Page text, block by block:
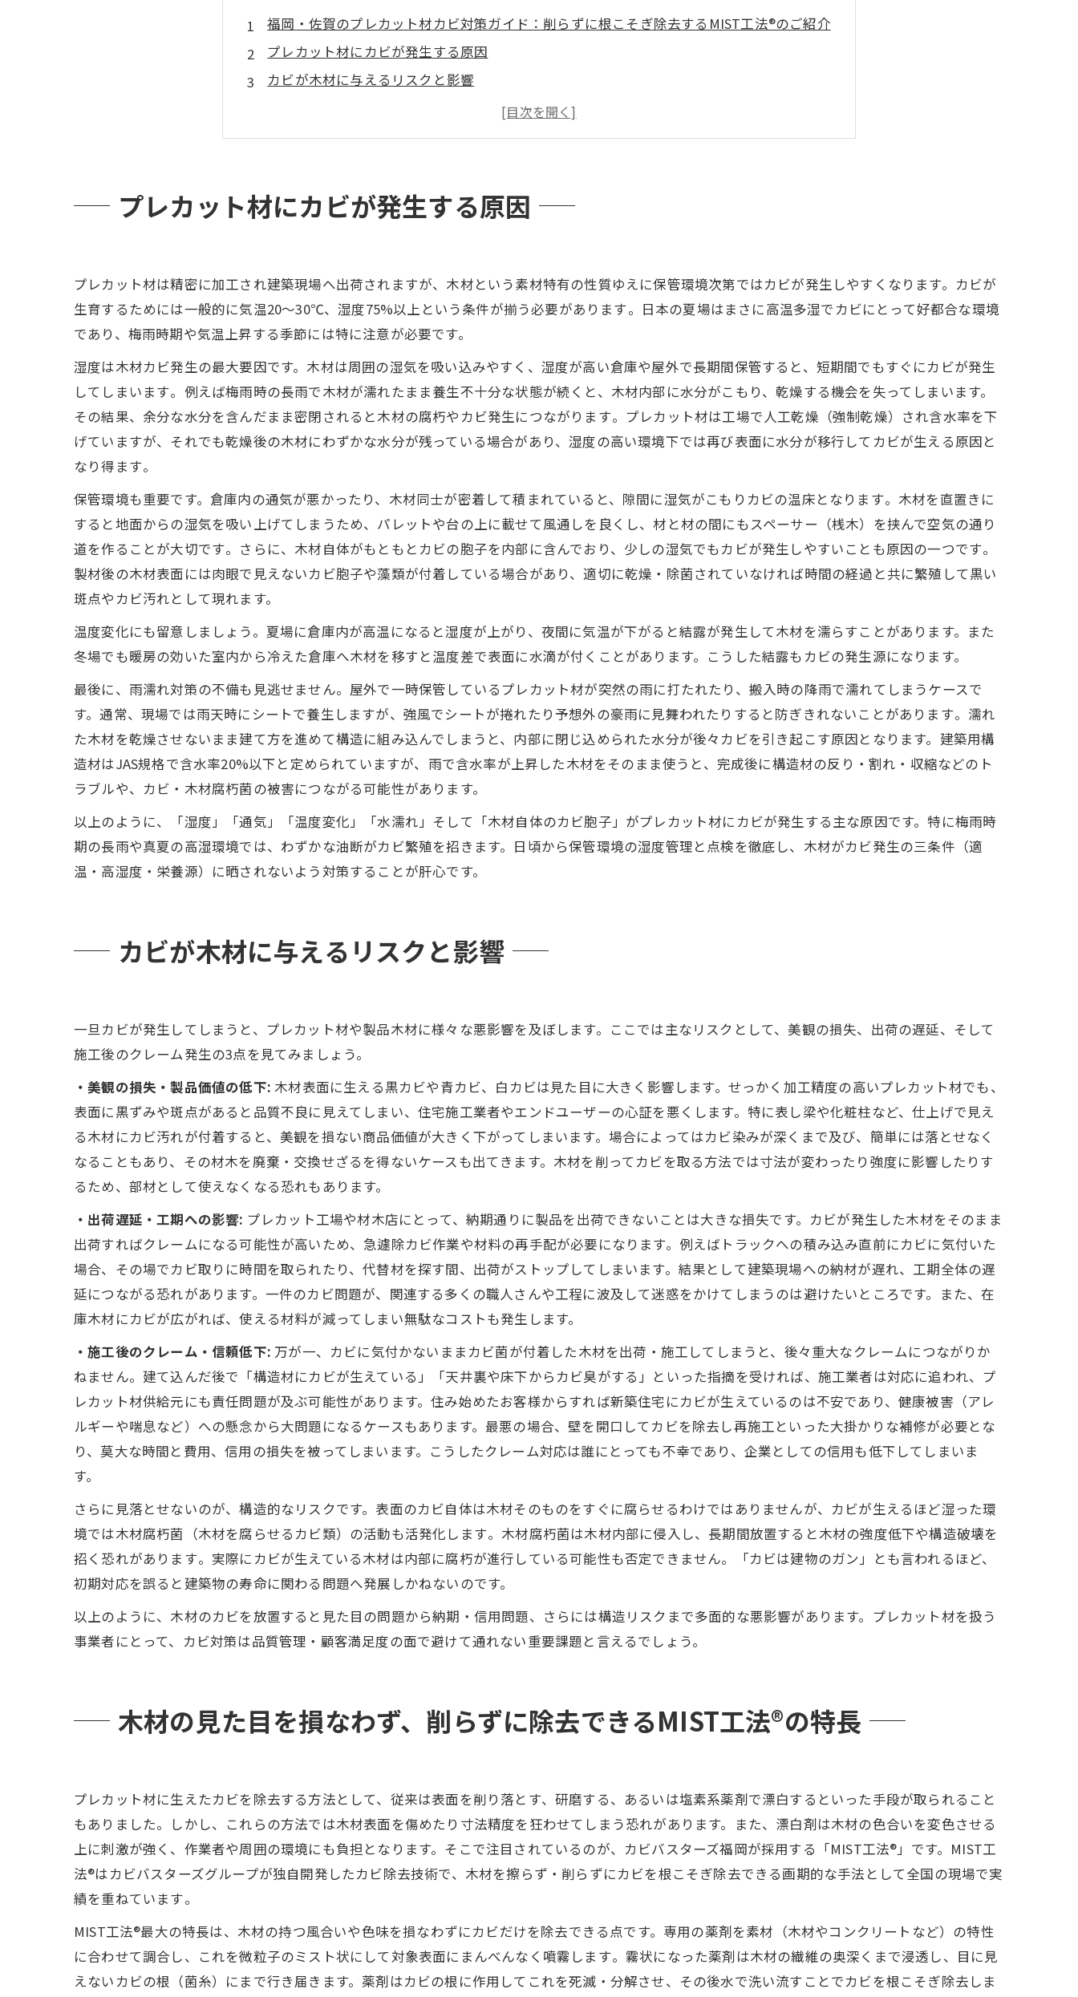
福岡・佐賀のプレカット材カビ対策ガイド：削らずに根こそぎ除去するMIST工法®のご紹介
プレカット材にカビが発生する原因
カビが木材に与えるリスクと影響
木材の見た目を損なわず、削らずに除去できるMIST工法®の特長
クレーム防止・安定出荷に貢献する事前カビチェックと定期メンテナンスの重要性
信頼できるパートナーとしてカビバスターズ福岡を選ぶメリット
プレカット材にカビが発生する原因
プレカット材は精密に加工され建築現場へ出荷されますが、木材という素材特有の性質ゆえに保管環境次第ではカビが発生しやすくなります。カビが
生育するためには一般的に気温20〜30℃、湿度75%以上という条件が揃う必要があります​。日本の夏場はまさに高温多湿でカビにとって好都合な環境
であり、梅雨時期や気温上昇する季節には特に注意が必要です。
湿度は木材カビ発生の最大要因です。木材は周囲の湿気を吸い込みやすく、湿度が高い倉庫や屋外で長期間保管すると、短期間でもすぐにカビが発生
してしまいます​。例えば梅雨時の長雨で木材が濡れたまま養生不十分な状態が続くと、木材内部に水分がこもり、乾燥する機会を失ってしまいます。
その結果、余分な水分を含んだまま密閉されると木材の腐朽やカビ発生につながります​。プレカット材は工場で人工乾燥（強制乾燥）され含水率を下
げていますが、それでも乾燥後の木材にわずかな水分が残っている場合があり、湿度の高い環境下では再び表面に水分が移行してカビが生える原因と
なり得ます​。
保管環境も重要です。倉庫内の通気が悪かったり、木材同士が密着して積まれていると、隙間に湿気がこもりカビの温床となります​。木材を直置きに
すると地面からの湿気を吸い上げてしまうため、パレットや台の上に載せて風通しを良くし、材と材の間にもスペーサー（桟木）を挟んで空気の通り
道を作ることが大切です​。さらに、木材自体がもともとカビの胞子を内部に含んでおり、少しの湿気でもカビが発生しやすいことも原因の一つです​。
製材後の木材表面には肉眼で見えないカビ胞子や藻類が付着している場合があり、適切に乾燥・除菌されていなければ時間の経過と共に繁殖して黒い
斑点やカビ汚れとして現れます。
温度変化にも留意しましょう。夏場に倉庫内が高温になると湿度が上がり、夜間に気温が下がると結露が発生して木材を濡らすことがあります。また
冬場でも暖房の効いた室内から冷えた倉庫へ木材を移すと温度差で表面に水滴が付くことがあります。こうした結露もカビの発生源になります。
最後に、雨濡れ対策の不備も見逃せません。屋外で一時保管しているプレカット材が突然の雨に打たれたり、搬入時の降雨で濡れてしまうケースで
す。通常、現場では雨天時にシートで養生しますが、強風でシートが捲れたり予想外の豪雨に見舞われたりすると防ぎきれないことがあります​。濡れ
た木材を乾燥させないまま建て方を進めて構造に組み込んでしまうと、内部に閉じ込められた水分が後々カビを引き起こす原因となります。建築用構
造材はJAS規格で含水率20%以下と定められていますが​、雨で含水率が上昇した木材をそのまま使うと、完成後に構造材の反り・割れ・収縮などのト
ラブルや、カビ・木材腐朽菌の被害につながる可能性があります。
以上のように、「湿度」「通気」「温度変化」「水濡れ」そして「木材自体のカビ胞子」がプレカット材にカビが発生する主な原因です。特に梅雨時
期の長雨や真夏の高湿環境では、わずかな油断がカビ繁殖を招きます。日頃から保管環境の湿度管理と点検を徹底し、木材がカビ発生の三条件（適
温・高湿度・栄養源）に晒されないよう対策することが肝心です。
カビが木材に与えるリスクと影響
一旦カビが発生してしまうと、プレカット材や製品木材に様々な悪影響を及ぼします。ここでは主なリスクとして、美観の損失、出荷の遅延、そして
施工後のクレーム発生の3点を見てみましょう。
・美観の損失・製品価値の低下: 木材表面に生える黒カビや青カビ、白カビは見た目に大きく影響します。せっかく加工精度の高いプレカット材でも、
表面に黒ずみや斑点があると品質不良に見えてしまい、住宅施工業者やエンドユーザーの心証を悪くします。特に表し梁や化粧柱など、仕上げで見え
る木材にカビ汚れが付着すると、美観を損ない商品価値が大きく下がってしまいます。場合によってはカビ染みが深くまで及び、簡単には落とせなく
なることもあり、その材木を廃棄・交換せざるを得ないケースも出てきます。木材を削ってカビを取る方法では寸法が変わったり強度に影響したりす
るため、部材として使えなくなる恐れもあります。
・出荷遅延・工期への影響: プレカット工場や材木店にとって、納期通りに製品を出荷できないことは大きな損失です。カビが発生した木材をそのまま
出荷すればクレームになる可能性が高いため、急遽除カビ作業や材料の再手配が必要になります。例えばトラックへの積み込み直前にカビに気付いた
場合、その場でカビ取りに時間を取られたり、代替材を探す間、出荷がストップしてしまいます。結果として建築現場への納材が遅れ、工期全体の遅
延につながる恐れがあります。一件のカビ問題が、関連する多くの職人さんや工程に波及して迷惑をかけてしまうのは避けたいところです。また、在
庫木材にカビが広がれば、使える材料が減ってしまい無駄なコストも発生します。
・施工後のクレーム・信頼低下: 万が一、カビに気付かないままカビ菌が付着した木材を出荷・施工してしまうと、後々重大なクレームにつながりか
ねません。建て込んだ後で「構造材にカビが生えている」「天井裏や床下からカビ臭がする」といった指摘を受ければ、施工業者は対応に追われ、プ
レカット材供給元にも責任問題が及ぶ可能性があります。住み始めたお客様からすれば新築住宅にカビが生えているのは不安であり、健康被害（アレ
ルギーや喘息など）への懸念から大問題になるケースもあります。最悪の場合、壁を開口してカビを除去し再施工といった大掛かりな補修が必要とな
り、莫大な時間と費用、信用の損失を被ってしまいます。こうしたクレーム対応は誰にとっても不幸であり、企業としての信用も低下してしまいま
す。
さらに見落とせないのが、構造的なリスクです。表面のカビ自体は木材そのものをすぐに腐らせるわけではありませんが、カビが生えるほど湿った環
境では木材腐朽菌（木材を腐らせるカビ類）の活動も活発化します​。木材腐朽菌は木材内部に侵入し、長期間放置すると木材の強度低下や構造破壊を
招く恐れがあります​。実際にカビが生えている木材は内部に腐朽が進行している可能性も否定できません。「カビは建物のガン」とも言われるほど、
初期対応を誤ると建築物の寿命に関わる問題へ発展しかねないのです。
以上のように、木材のカビを放置すると見た目の問題から納期・信用問題、さらには構造リスクまで多面的な悪影響があります。プレカット材を扱う
事業者にとって、カビ対策は品質管理・顧客満足度の面で避けて通れない重要課題と言えるでしょう。
木材の見た目を損なわず、削らずに除去できるMIST工法®の特長
プレカット材に生えたカビを除去する方法として、従来は表面を削り落とす、研磨する、あるいは塩素系薬剤で漂白するといった手段が取られること
もありました。しかし、これらの方法では木材表面を傷めたり寸法精度を狂わせてしまう恐れがあります。また、漂白剤は木材の色合いを変色させる
上に刺激が強く、作業者や周囲の環境にも負担となります。そこで注目されているのが、カビバスターズ福岡が採用する「MIST工法®」です。MIST工
法®はカビバスターズグループが独自開発したカビ除去技術で、木材を擦らず・削らずにカビを根こそぎ除去できる画期的な手法として全国の現場で実
績を重ねています​。
MIST工法®最大の特長は、木材の持つ風合いや色味を損なわずにカビだけを除去できる点です。専用の薬剤を素材（木材やコンクリートなど）の特性
に合わせて調合し、これを微粒子のミスト状にして対象表面にまんべんなく噴霧します​。霧状になった薬剤は木材の繊維の奥深くまで浸透し、目に見
えないカビの根（菌糸）にまで行き届きます。薬剤はカビの根に作用してこれを死滅・分解させ、その後水で洗い流すことでカビを根こそぎ除去しま